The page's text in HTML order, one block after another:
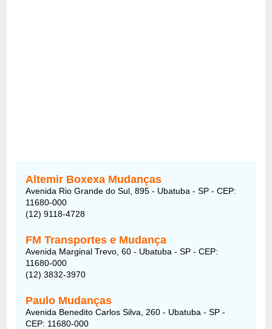
Altemir Boxexa Mudanças
Avenida Rio Grande do Sul, 895 - Ubatuba - SP - CEP:
11680-000
(12) 9118-4728
FM Transportes e Mudança
Avenida Marginal Trevo, 60 - Ubatuba - SP - CEP:
11680-000
(12) 3832-3970
Paulo Mudanças
Avenida Benedito Carlos Silva, 260 - Ubatuba - SP -
CEP: 11680-000